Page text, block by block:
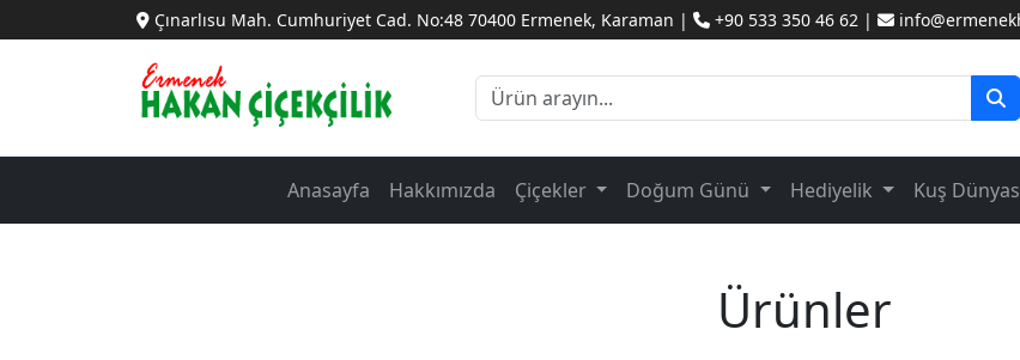
Çınarlısu Mah. Cumhuriyet Cad. No:48 70400 Ermenek, Karaman | +90 533 350 46 62 |
Anasayfa Hakkımızda Çiçekler Doğum Günü Hediyelik Kuş
Ürünler